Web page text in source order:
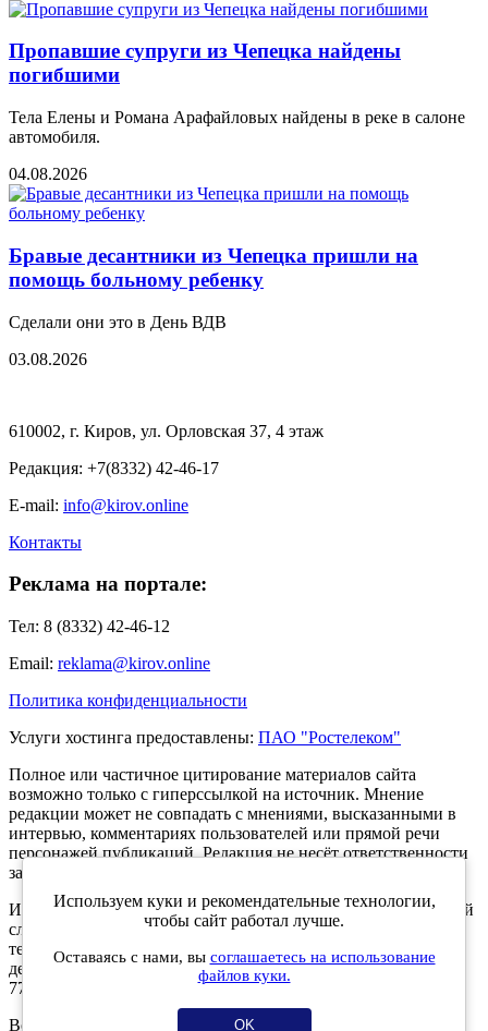
Пропавшие супруги из Чепецка найдены
погибшими
Тела Елены и Романа Арафайловых найдены в реке в салоне
автомобиля.
04.08.2026
Бравые десантники из Чепецка пришли на
помощь больному ребенку
Сделали они это в День ВДВ
03.08.2026
610002, г. Киров, ул. Орловская 37, 4 этаж
Редакция: +7(8332) 42-46-17
E-mail: info@kirov.online
Контакты
Реклама на портале:
Тел: 8 (8332) 42-46-12
Email: reklama@kirov.online
Политика конфиденциальности
Услуги хостинга предоставлены: ПАО "Ростелеком"
Полное или частичное цитирование материалов сайта
возможно только с гиперссылкой на источник. Мнение
редакции может не совпадать с мнениями, высказанными в
интервью, комментариях пользователей или прямой речи
персонажей публикаций. Редакция не несёт ответственности
за текст комментариев читателей.
Интернет-портал Kirov.online зарегистрирован в Федеральной
службе по надзору в сфере связи, информационных
технологий и массовых коммуникаций (Роскомнадзор) 5
декабря 2019 года. Регистрационный номер ЭЛ № ФС 77 -
77189.
Возрастное ограничение 12+
Используем куки и рекомендательные технологии,
чтобы сайт работал лучше.
Оставаясь с нами, вы соглашаетесь на использование
файлов куки.
OK